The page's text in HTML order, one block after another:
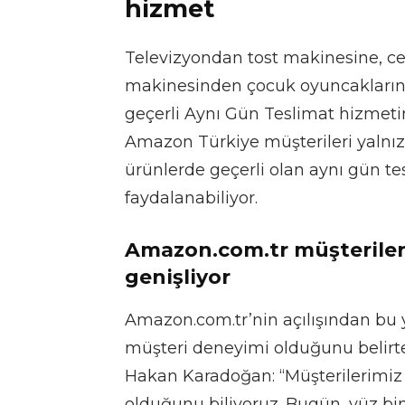
hizmet
Televizyondan tost makinesine,
makinesinden çocuk
geçerli Aynı Gün Teslimat
Amazon Türkiye müşterileri
ürünlerde geçerli olan aynı gün
faydalanabiliyor.
Amazon.com.tr
genişliyor
Amazon.com.tr’nin açılışından
müşteri deneyimi olduğunu
Hakan Karadoğan: